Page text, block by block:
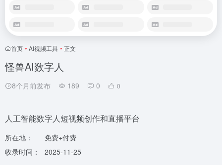
首页 • AI视频工具 • 正文
怪兽AI数字人
8个月前发布 189 0 0
人工智能数字人短视频创作和直播平台
所在地：
免费+付费
收录时间：
2025-11-25